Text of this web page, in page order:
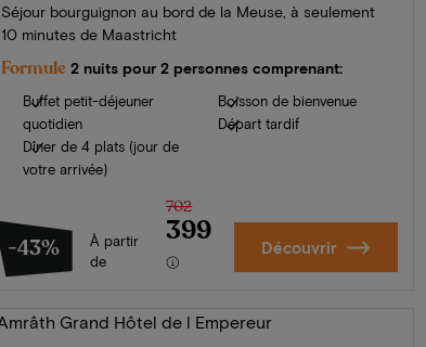
Séjour bourguignon au bord de la Meuse, à seulement
10 minutes de Maastricht
Formule 2 nuits pour 2 personnes comprenant:
Buffet petit-déjeuner
quotidien
Dîner de 4 plats (jour de
votre arrivée)
Boisson de bienvenue
Départ tardif
-43%
À partir
de
702
399 Découvrir